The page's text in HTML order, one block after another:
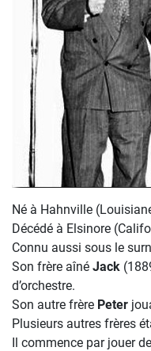
Né à Hahnville
Décédé à Elsinore
Connu aussi sous le
Son frère aîné Jack
d’orchestre.
Son autre frère Peter
Plusieurs autres frères
Il commence par jouer